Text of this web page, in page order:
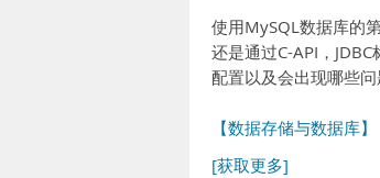
使用MySQL数据库的
还是通过C-API，
配置以及会出现哪些问
【数据存储与数据库】
[获取更多]